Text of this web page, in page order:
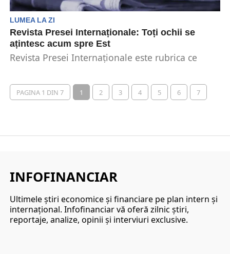
LUMEA LA ZI
Revista Presei Internaționale: Toți ochii se
ațintesc acum spre Est
Revista Presei Internaționale este rubrica ce
PAGINA 1 DIN 7 1 2 3 4 5 6 7
INFOFINANCIAR
Ultimele ştiri economice şi financiare pe plan intern şi
internaţional. Infofinanciar vă oferă zilnic ştiri,
reportaje, analize, opinii şi interviuri exclusive.